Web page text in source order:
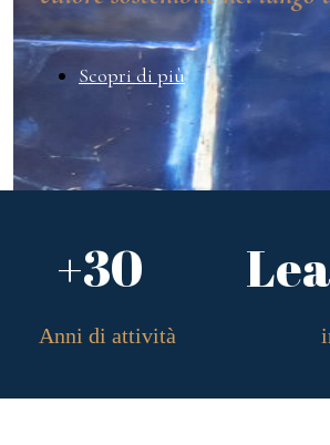
Scopri di più
+30
Anni di attività